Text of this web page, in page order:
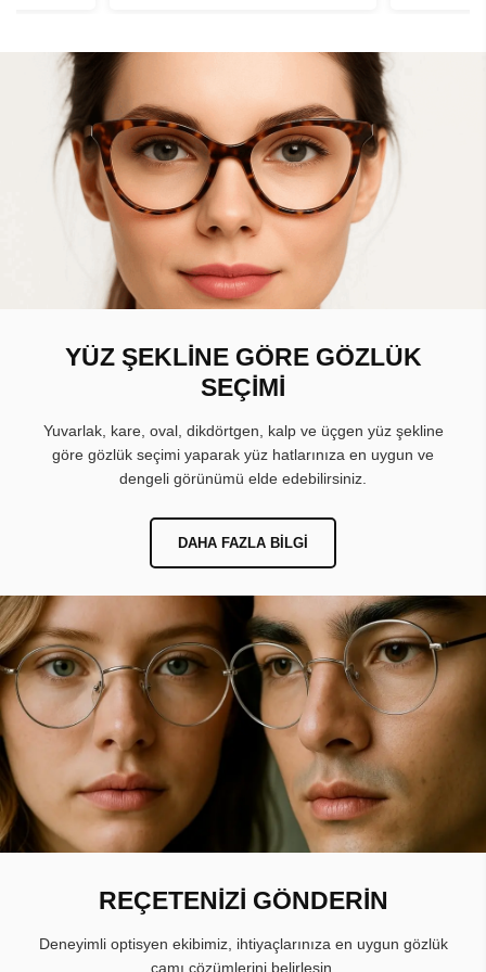
YÜZ ŞEKLİNE GÖRE GÖZLÜK
SEÇİMİ
Yuvarlak, kare, oval, dikdörtgen, kalp ve üçgen yüz şekline
göre gözlük seçimi yaparak yüz hatlarınıza en uygun ve
dengeli görünümü elde edebilirsiniz.
DAHA FAZLA BILGI
REÇETENİZİ GÖNDERİN
Deneyimli optisyen ekibimiz, ihtiyaçlarınıza en uygun gözlük
camı çözümlerini belirlesin.